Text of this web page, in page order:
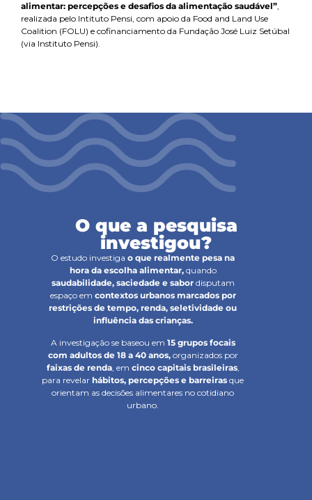
alimentar: percepções e desafios da alimentação saudável”,
realizada pelo Intituto Pensi, com apoio da Food and Land Use
Coalition (FOLU) e cofinanciamento da Fundação José Luiz Setúbal
(via Instituto Pensi).
O que a pesquisa
investigou?
O estudo investigao que realmente pesa na
hora da escolha alimentar,quando
saudabilidade, saciedade e sabordisputam
espaço em contextos urbanos marcados por
restrições de tempo, renda, seletividade ou
influência das crianças.
A investigação se baseou em 15 grupos focais
com adultos de 18 a 40 anos,organizados por
faixas de renda, em cinco capitais brasileiras,
para revelarhábitos, percepções e barreiras que
orientam as decisões alimentares no cotidiano
urbano.